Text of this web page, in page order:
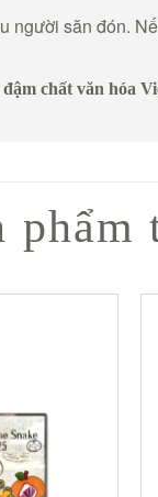
săn đón.
chất văn hóa